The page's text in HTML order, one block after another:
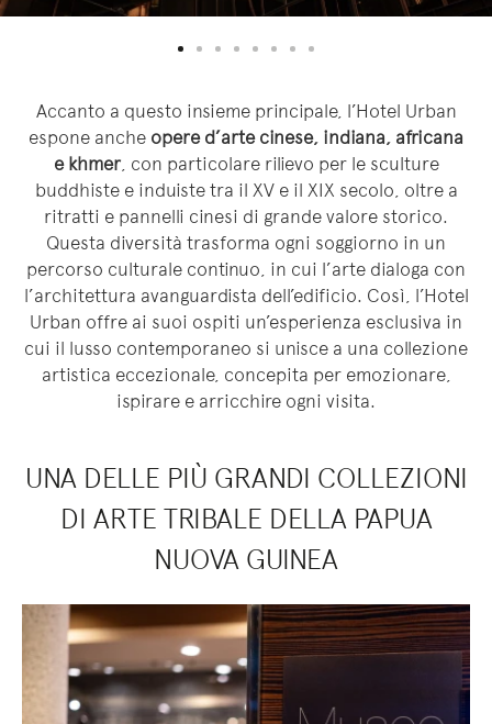
Accanto a questo insieme principale, l’Hotel Urban
espone anche opere d’arte cinese, indiana, africana
e khmer, con particolare rilievo per le sculture
buddhiste e induiste tra il XV e il XIX secolo, oltre a
ritratti e pannelli cinesi di grande valore storico.
Questa diversità trasforma ogni soggiorno in un
percorso culturale continuo, in cui l’arte dialoga con
l’architettura avanguardista dell’edificio. Così, l’Hotel
Urban offre ai suoi ospiti un’esperienza esclusiva in
cui il lusso contemporaneo si unisce a una collezione
artistica eccezionale, concepita per emozionare,
ispirare e arricchire ogni visita.
UNA DELLE PIÙ GRANDI COLLEZIONI
DI ARTE TRIBALE DELLA PAPUA
NUOVA GUINEA